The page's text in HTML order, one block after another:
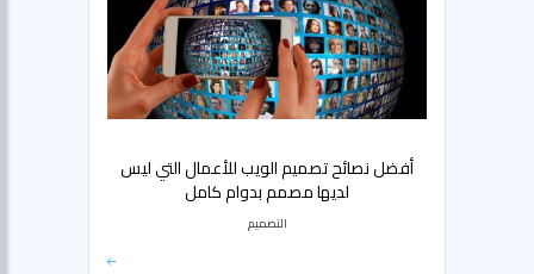
أفضل نصائح تصميم الويب للأعمال التي ليس
لديها مصمم بدوام كامل
التصميم